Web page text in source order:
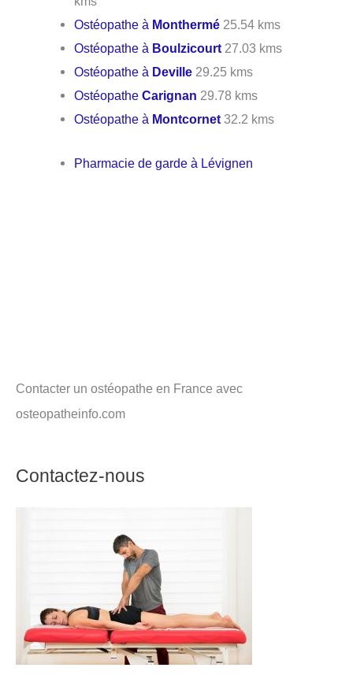
Ostéopathe à Monthermé 25.54 kms
Ostéopathe à Boulzicourt 27.03 kms
Ostéopathe à Deville 29.25 kms
OstéopatheCarignan 29.78 kms
Ostéopathe à Montcornet 32.2 kms
Pharmacie de garde à Lévignen
Contacter un ostéopathe en France avec
osteopatheinfo.com
Contactez-nous